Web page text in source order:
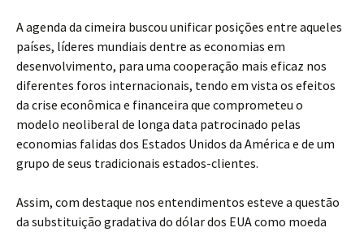
A agenda da cimeira buscou unificar posições entre aqueles
países, líderes mundiais dentre as economias em
desenvolvimento, para uma cooperação mais eficaz nos
diferentes foros internacionais, tendo em vista os efeitos
da crise econômica e financeira que comprometeu o
modelo neoliberal de longa data patrocinado pelas
economias falidas dos Estados Unidos da América e de um
grupo de seus tradicionais estados-clientes.
Assim, com destaque nos entendimentos esteve a questão
da substituição gradativa do dólar dos EUA como moeda